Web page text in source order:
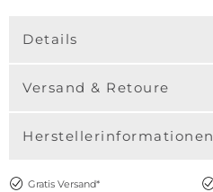
Details
Versand & Retoure
Herstellerinformationen
Gratis Versand*